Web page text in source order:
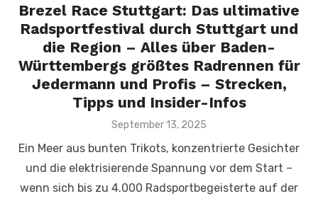
Brezel Race Stuttgart: Das ultimative
Radsportfestival durch Stuttgart und
die Region – Alles über Baden-
Württembergs größtes Radrennen für
Jedermann und Profis – Strecken,
Tipps und Insider-Infos
Veröffentlicht
September 13, 2025
Ein Meer aus bunten Trikots, konzentrierte Gesichter
und die elektrisierende Spannung vor dem Start –
wenn sich bis zu 4.000 Radsportbegeisterte auf der